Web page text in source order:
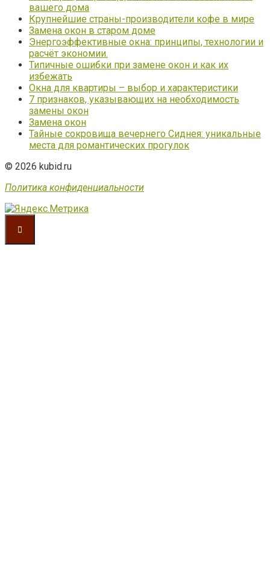
вашего дома
Крупнейшие страны-производители кофе в мире
Замена окон в старом доме
Энергоэффективные окна: принципы, технологии и
расчёт экономии.
Типичные ошибки при замене окон и как их
избежать
Окна для квартиры – выбор и характеристики
7 признаков, указывающих на необходимость
замены окон
Замена окон
Тайные сокровища вечернего Сиднея: уникальные
места для романтических прогулок
© 2026 kubid.ru
Политика конфиденциальности